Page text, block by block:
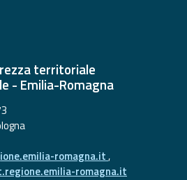
territoriale
- Emilia-Romagna
romagna.it,
romagna.it